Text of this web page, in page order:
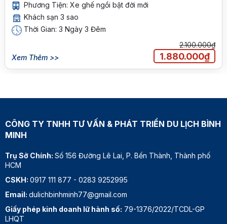
Phương Tiện: Xe ghế ngồi bật đời mới
Khách sạn 3 sao
Thời Gian: 3 Ngày 3 Đêm
Xem Thêm >>
2.100.000₫
1.880.000₫
CÔNG TY TNHH TƯ VẤN & PHÁT TRIỂN DU LỊCH BÌNH
MINH
Trụ Sở Chính: Số 156 Đường Lê Lai, P. Bến Thành, Thành phố
HCM
CSKH: 0917 111 877 - 0283 9252995
Email: dulichbinhminh77@gmail.com
Giấy phép kinh doanh lữ hành số: 79-1376/2022/TCDL-GP
LHQT